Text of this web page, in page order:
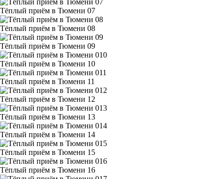
Тёплый приём в Тюмени 07
Тёплый приём в Тюмени 08
Тёплый приём в Тюмени 09
Тёплый приём в Тюмени 10
Тёплый приём в Тюмени 11
Тёплый приём в Тюмени 12
Тёплый приём в Тюмени 13
Тёплый приём в Тюмени 14
Тёплый приём в Тюмени 15
Тёплый приём в Тюмени 16